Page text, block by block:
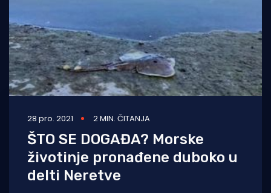
28 pro. 2021 2 MIN. ČITANJA
ŠTO SE DOGAĐA? Morske
životinje pronađene duboko u
delti Neretve